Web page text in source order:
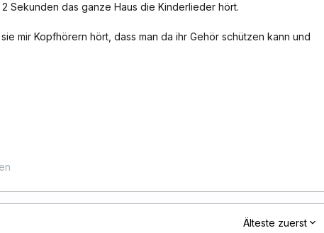
Sekunden das ganze Haus die Kinderlieder hört.
mir Kopfhörern hört, dass man da ihr Gehör schützen kann und
Älteste zuerst